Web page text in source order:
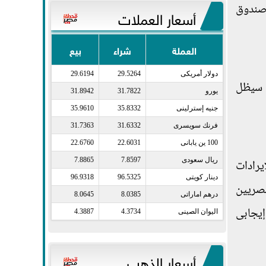
سيظل
أسعار العملات
العملة شراء بيع
دولار أمريكى​ 29.5264
29.6194
يورو​ 31.7822
31.8942
جنيه إسترلينى​ 35.8332
35.9610
فرنك سويسرى​ 31.6332
31.7363
100 ين يابانى​ 22.6031
22.6760
ريال سعودى​ 7.8597
7.8865
دينار كويتى​ 96.5325
96.9318
درهم اماراتى​ 8.0385
8.0645
اليوان الصينى​ 4.3734
4.3887
أسعار الذهب